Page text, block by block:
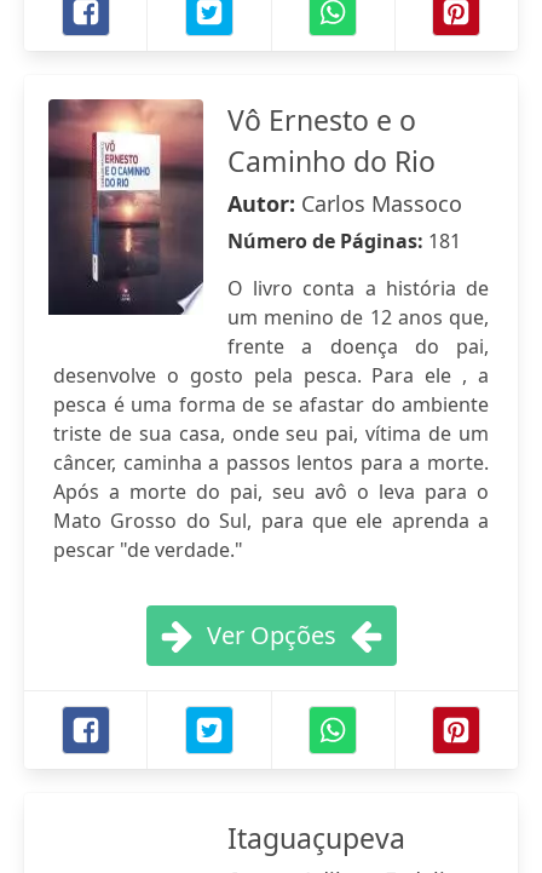
Vô Ernesto e o
Caminho do Rio
Autor: Carlos Massoco
Número de Páginas: 181
O livro conta a história de
um menino de 12 anos que,
frente a doença do pai,
desenvolve o gosto pela pesca. Para ele , a
pesca é uma forma de se afastar do ambiente
triste de sua casa, onde seu pai, vítima de um
câncer, caminha a passos lentos para a morte.
Após a morte do pai, seu avô o leva para o
Mato Grosso do Sul, para que ele aprenda a
pescar "de verdade."
Ver Opções
Itaguaçupeva